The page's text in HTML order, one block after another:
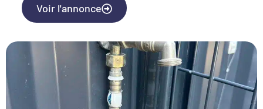
Voir l'annonce